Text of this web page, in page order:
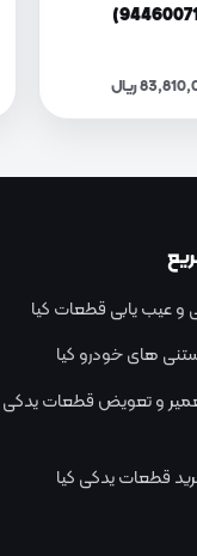
و عیب یابی قطعات کیا
های خودرو کیا
و تعویض قطعات یدکی
قطعات یدکی کیا